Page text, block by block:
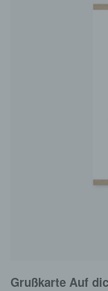
Grußkarte Auf